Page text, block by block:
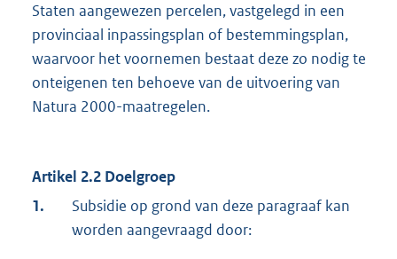
Staten aangewezen percelen, vastgelegd in een
provinciaal inpassingsplan of bestemmingsplan,
waarvoor het voornemen bestaat deze zo nodig te
onteigenen ten behoeve van de uitvoering van
Natura 2000-maatregelen.
Artikel 2.2 Doelgroep
1.
Subsidie op grond van deze paragraaf kan
worden aangevraagd door: